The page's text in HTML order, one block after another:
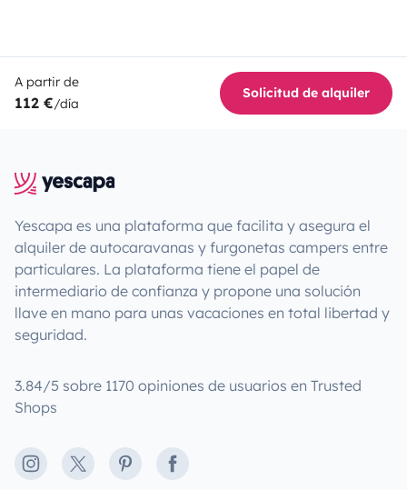
A partir de
112 €/día
Solicitud de alquiler
Yescapa es una plataforma que facilita y asegura el
alquiler de autocaravanas y furgonetas campers entre
particulares. La plataforma tiene el papel de
intermediario de confianza y propone una solución
llave en mano para unas vacaciones en total libertad y
seguridad.
3.84/5 sobre 1170 opiniones de usuarios en Trusted
Shops
Instagram
X PinterestFacebook